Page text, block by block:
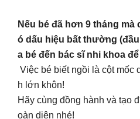
Nếu bé đã hơn 9 tháng
ó dấu hiệu bất thường
a bé đến bác sĩ nhi khoa
Việc bé biết ngồi là cột mốc
h lớn khôn!
Hãy cùng đồng hành và tạo
oàn diện nhé!